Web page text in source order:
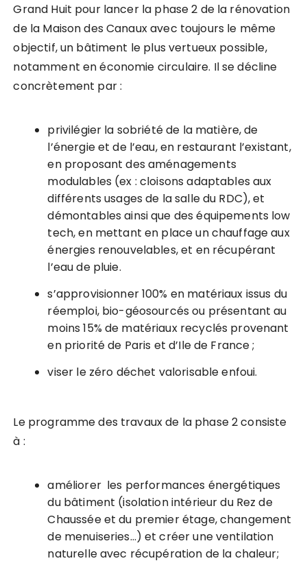
Grand Huit pour lancer la phase 2 de la rénovation
de la Maison des Canaux avec toujours le même
objectif, un bâtiment le plus vertueux possible,
notamment en économie circulaire. Il se décline
concrètement par :
privilégier la sobriété de la matière, de
l’énergie et de l’eau, en restaurant l’existant,
en proposant des aménagements
modulables (ex : cloisons adaptables aux
différents usages de la salle du RDC), et
démontables ainsi que des équipements low
tech, en mettant en place un chauffage aux
énergies renouvelables, et en récupérant
l’eau de pluie.
s’approvisionner 100% en matériaux issus du
réemploi, bio-géosourcés ou présentant au
moins 15% de matériaux recyclés provenant
en priorité de Paris et d’Ile de France ;
viser le zéro déchet valorisable enfoui.
Le programme des travaux de la phase 2 consiste
à :
améliorer les performances énergétiques
du bâtiment (isolation intérieur du Rez de
Chaussée et du premier étage, changement
de menuiseries…) et créer une ventilation
naturelle avec récupération de la chaleur;